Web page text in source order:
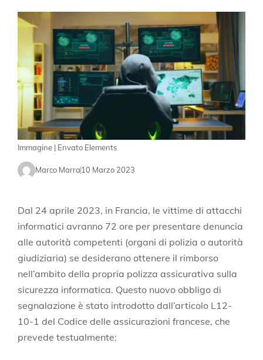
Immagine | Envato Elements
Marco Marra10 Marzo 2023
Dal 24 aprile 2023, in Francia, le vittime di attacchi
informatici avranno 72 ore per presentare denuncia
alle autorità competenti (organi di polizia o autorità
giudiziaria) se desiderano ottenere il rimborso
nell’ambito della propria polizza assicurativa sulla
sicurezza informatica. Questo nuovo obbligo di
segnalazione è stato introdotto dall’articolo L12-
10-1 del Codice delle assicurazioni francese, che
prevede testualmente: